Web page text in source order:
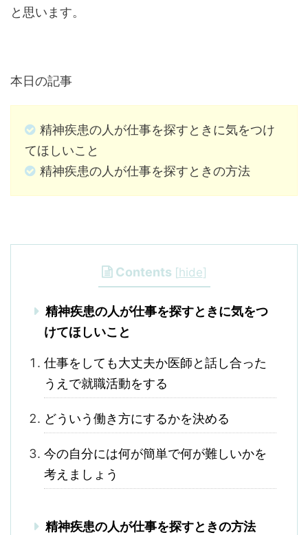
と思います。
本日の記事
精神疾患の人が仕事を探すときに気をつけ
てほしいこと
精神疾患の人が仕事を探すときの方法
Contents [hide]
精神疾患の人が仕事を探すときに気をつ
けてほしいこと
仕事をしても大丈夫か医師と話し合った
うえで就職活動をする
どういう働き方にするかを決める
今の自分には何が簡単で何が難しいかを
考えましょう
精神疾患の人が仕事を探すときの方法